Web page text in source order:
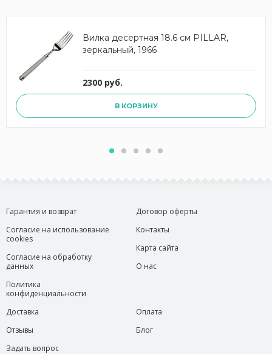
Вилка десертная 18.6 см PILLAR,
зеркальный, 1966
2300 руб.
В КОРЗИНУ
Гарантия и возврат
Согласие на использование
cookies
Согласие на обработку
данных
Политика
конфиденциальности
Договор оферты
Контакты
Карта сайта
О нас
Доставка
Отзывы
Задать вопрос
Оплата
Блог